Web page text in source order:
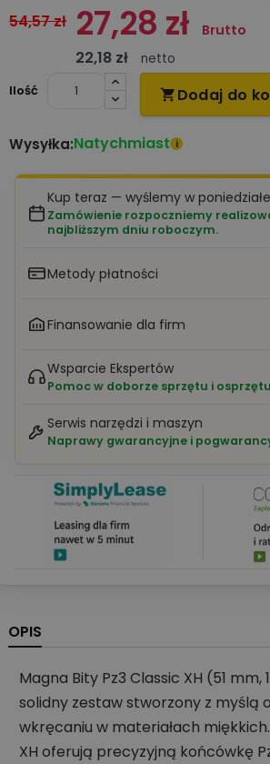
54,57 zł 27,28 zł Brutto
22,18 zł
netto
Ilość
 Dodaj do
Wysyłka:Natychmiast i
Kup teraz — wyślemy w
Zamówienie rozpoczniemy
najbliższym dniu roboczym.
Metody płatności
Finansowanie dla firm
Wsparcie Ekspertów
Pomoc w doborze sprzętu i osprzętu
Serwis narzędzi i maszyn
Naprawy gwarancyjne i
OPIS
Magna Bity Pz3 Classic XH (51
solidny zestaw stworzony z myślą
wkręcaniu w materiałach
XH oferują precyzyjną końcówkę